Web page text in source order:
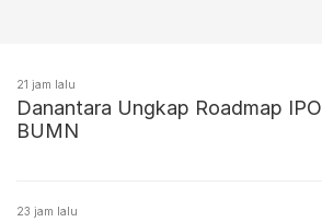
21 jam lalu
Danantara Ungkap Roadmap IPO
BUMN
23 jam lalu